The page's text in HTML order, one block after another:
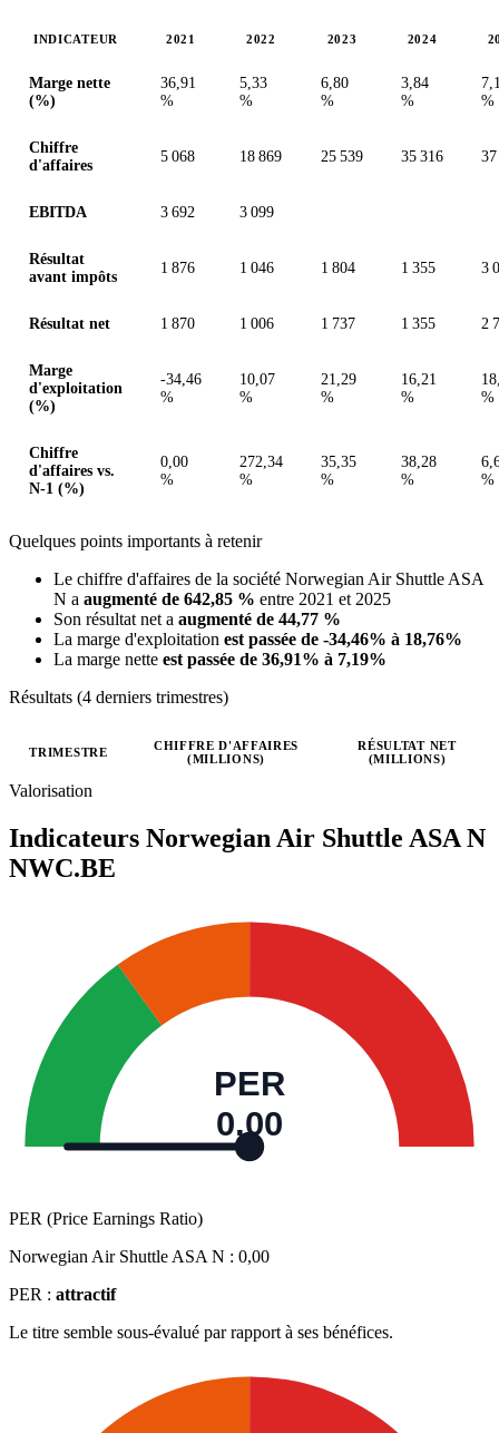
INDICATEUR 2021 2022 2023 2024
Marge nette
(%)
36,91
%
5,33
%
6,80
%
3,84
%
%
Chiffre
d'affaires
5 068 18 869 25 539 35 316
EBITDA 3 692 3 099
Résultat
avant impôts
1 876 1 046 1 804 1 355 3
Résultat net 1 870 1 006 1 737 1 355 2
Marge
d'exploitation
(%)
-34,46
%
10,07
%
21,29
%
16,21
%
%
Chiffre
d'affaires vs.
N-1 (%)
0,00
%
272,34
%
35,35
%
38,28
%
%
Quelques points importants à retenir
Le chiffre d'affaires de la société Norwegian Air Shuttle ASA
N a augmenté de 642,85 % entre 2021 et 2025
Son résultat net a augmenté de 44,77 %
La marge d'exploitation est passée de -34,46% à 18,76%
La marge nette est passée de 36,91% à 7,19%
Résultats (4 derniers trimestres)
Valeurs trimestrielles en millions (euro)
TRIMESTRE
CHIFFRE D'AFFAIRES
(MILLIONS)
RÉSULTAT NET
(MILLIONS)
Valorisation
Indicateurs Norwegian Air Shuttle ASA N
NWC.BE
PER
0,00
PER (Price Earnings Ratio)
Norwegian Air Shuttle ASA N : 0,00
PER : attractif
Le titre semble sous-évalué par rapport à ses bénéfices.